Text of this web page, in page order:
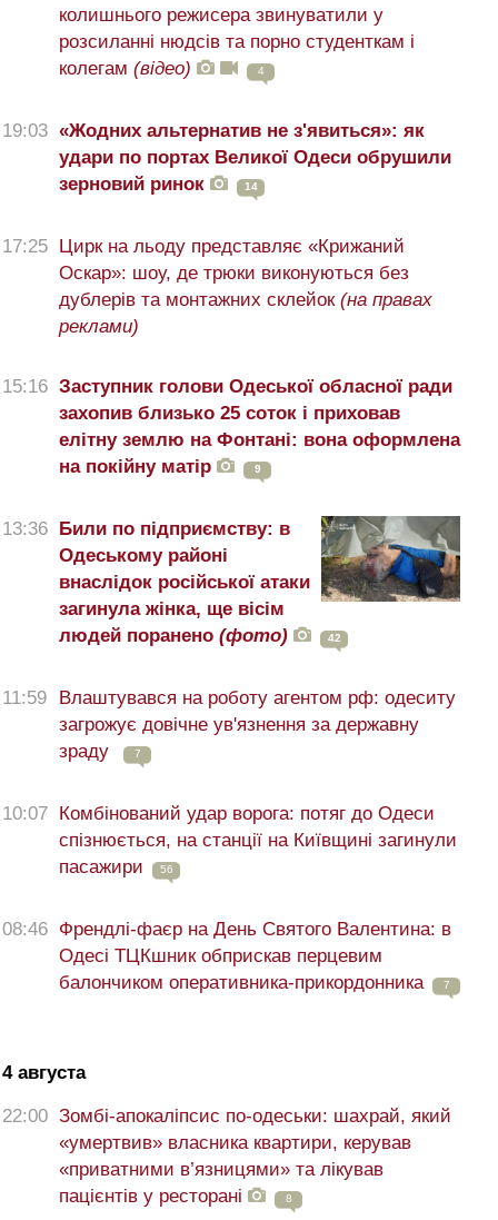
колишнього режисера звинуватили у
розсиланні нюдсів та порно студенткам і
колегам (відео) 4
19:03 «Жодних альтернатив не з'явиться»: як
удари по портах Великої Одеси обрушили
зерновий ринок
14
17:25 Цирк на льоду представляє «Крижаний
Оскар»: шоу, де трюки виконуються без
дублерів та монтажних склейок (на правах
реклами)
15:16 Заступник голови Одеської обласної ради
захопив близько 25 соток і приховав
елітну землю на Фонтані: вона оформлена
на покійну матір
9
13:36 Били по підприємству: в
Одеському районі
внаслідок російської атаки
загинула жінка, ще вісім
людей поранено (фото) 42
11:59
Влаштувався на роботу агентом рф: одеситу
загрожує довічне ув'язнення за державну
зраду
7
10:07 Комбінований удар ворога: потяг до Одеси
спізнюється, на станції на Київщині загинули
пасажири
56
08:46 Френдлі-фаєр на День Святого Валентина: в
Одесі ТЦКшник обприскав перцевим
балончиком оперативника-прикордонника
7
4 августа
22:00 Зомбі-апокаліпсис по-одеськи: шахрай, який
«умертвив» власника квартири, керував
«приватними в’язницями» та лікував
пацієнтів у ресторані
8